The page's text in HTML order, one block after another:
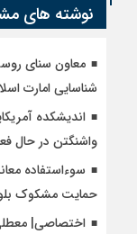
نوشته های
معاون سنای
شناسایی امارت
اندیشکده
واشنگتن در حال
سوءاستفاده
حمایت مشکوک
اختصاصی|